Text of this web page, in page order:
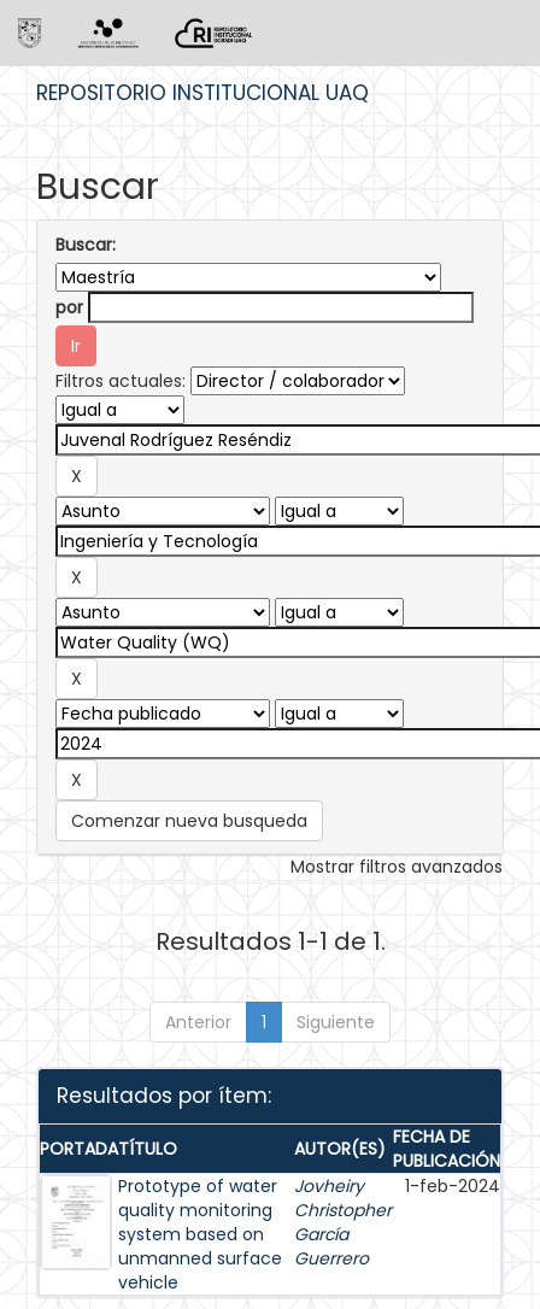
REPOSITORIO INSTITUCIONAL UAQ
Buscar
Buscar:
por
Filtros actuales:
Comenzar nueva busqueda
Mostrar filtros avanzados
Resultados 1-1 de 1.
Anterior 1 Siguiente
Resultados por ítem:
PORTADATÍTULO AUTOR(ES) FECHA DE
PUBLICACIÓN
Prototype of water
quality monitoring
system based on
unmanned surface
vehicle
Jovheiry
Christopher
García
Guerrero
1-feb-2024